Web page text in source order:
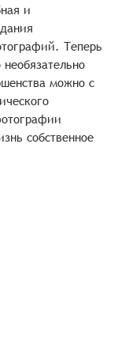
и
Теперь
можно с
собственное